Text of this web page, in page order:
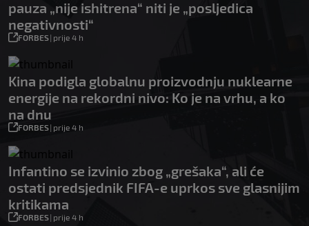
pauza „nije ishitrena“ niti je „posljedica
negativnosti“
FORBES| prije 4 h
Kina podigla globalnu proizvodnju nuklearne
energije na rekordni nivo: Ko je na vrhu, a ko
na dnu
FORBES| prije 4 h
Infantino se izvinio zbog „grešaka“, ali će
ostati predsjednik FIFA-e uprkos sve glasnijim
kritikama
FORBES| prije 4 h